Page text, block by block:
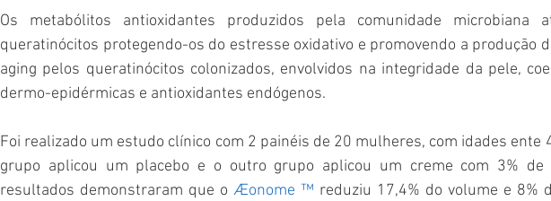
Os metabólitos antioxidantes produzidos pela comunidade microbiana
queratinócitos protegendo-os do estresse oxidativo e promovendo a produção
aging pelos queratinócitos colonizados, envolvidos na integridade da pele,
dermo-epidérmicas e antioxidantes endógenos.
Foi realizado um estudo clínico com 2 painéis de 20 mulheres, com idades ente
grupo aplicou um placebo e o outro grupo aplicou um creme com 3% de
resultados demonstraram que o Æonome ™ reduziu 17,4% do volume e 8%